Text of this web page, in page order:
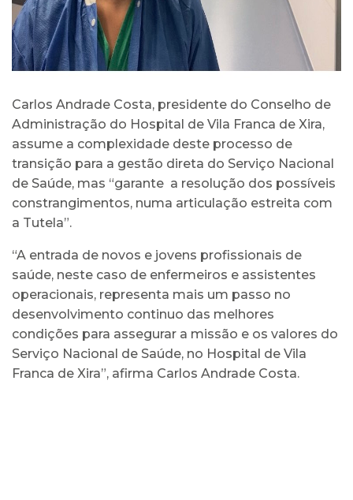
Carlos Andrade Costa, presidente do Conselho de
Administração do Hospital de Vila Franca de Xira,
assume a complexidade deste processo de
transição para a gestão direta do Serviço Nacional
de Saúde, mas “garante a resolução dos possíveis
constrangimentos, numa articulação estreita com
a Tutela”.
“A entrada de novos e jovens profissionais de
saúde, neste caso de enfermeiros e assistentes
operacionais, representa mais um passo no
desenvolvimento continuo das melhores
condições para assegurar a missão e os valores do
Serviço Nacional de Saúde, no Hospital de Vila
Franca de Xira”, afirma Carlos Andrade Costa.